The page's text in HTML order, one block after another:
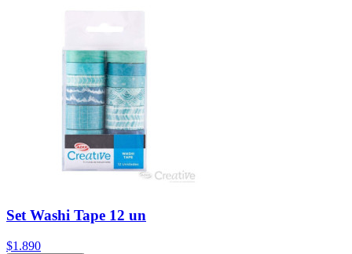
Set Washi Tape 12 un
$1.890